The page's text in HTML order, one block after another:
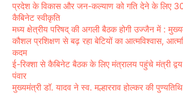
प्रदेश के विकास और जन-कल्याण को गति देने के लिए
कैबिनेट स्वीकृति
मध्य क्षेत्रीय परिषद् की अगली बैठक होगी उज्जैन में :
कौशल प्रशिक्षण से बढ़ रहा बेटियों का आत्मविश्वास,
कदम
ई-रिक्शा से कैबिनेट बैठक के लिए मंत्रालय पहुंचे मंत्री
पंवार
मुख्यमंत्री डॉ. यादव ने स्व. मल्हारराव होल्कर की